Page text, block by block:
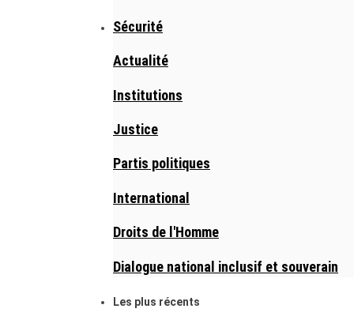
Sécurité
Actualité
Institutions
Justice
Partis politiques
International
Droits de l'Homme
Dialogue national inclusif et souverain
Les plus récents